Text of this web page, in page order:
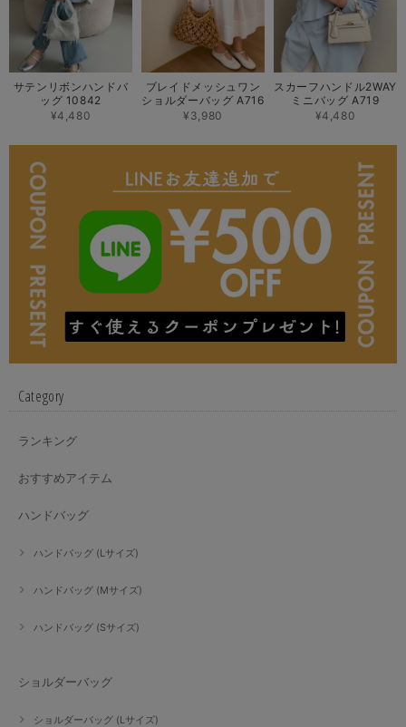
サテンリボンハンドバ
ッグ 10842
¥4,480
ブレイドメッシュワン
ショルダーバッグ A716
¥3,980
スカーフハンドル2WAY
ミニバッグ A719
¥4,480
Category
ランキング
おすすめアイテム
ハンドバッグ
ハンドバッグ (Lサイズ)
ハンドバッグ (Mサイズ)
ハンドバッグ (Sサイズ)
ショルダーバッグ
ショルダーバッグ (Lサイズ)